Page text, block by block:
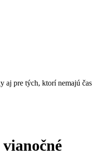
aj pre tých, ktorí nemajú čas